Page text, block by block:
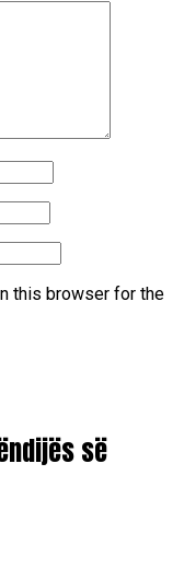
this browser for the
së